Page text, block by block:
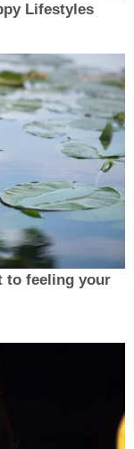
Lifestyles
to feeling your